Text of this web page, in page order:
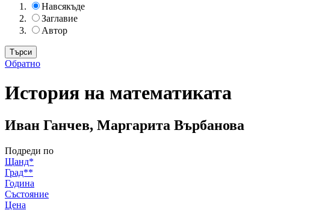
Навсякъде
Заглавие
Автор
Обратно
История на математиката
Иван Ганчев, Маргарита Върбанова
Подреди по
Щанд*
Град**
Година
Състояние
Цена